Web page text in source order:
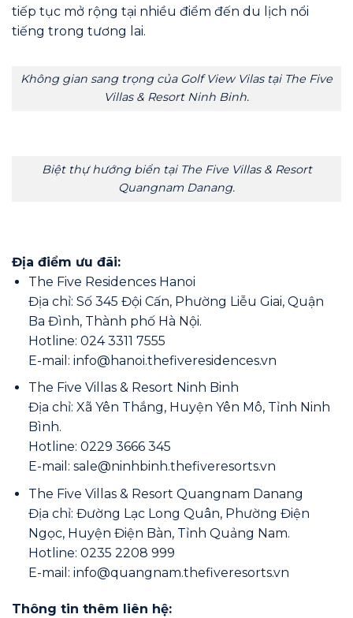
tiếp tục mở rộng tại nhiều điểm đến du lịch nổi
tiếng trong tương lai.
Không gian sang trọng của Golf View Vilas tại The Five
Villas & Resort Ninh Binh.
Biệt thự hướng biển tại The Five Villas & Resort
Quangnam Danang.
Địa điểm ưu đãi:
The Five Residences Hanoi
Địa chỉ: Số 345 Đội Cấn, Phường Liễu Giai, Quận
Ba Đình, Thành phố Hà Nội.
Hotline: 024 3311 7555
E-mail: info@hanoi.thefiveresidences.vn
The Five Villas & Resort Ninh Binh
Địa chỉ: Xã Yên Thắng, Huyện Yên Mô, Tỉnh Ninh
Bình.
Hotline: 0229 3666 345
E-mail: sale@ninhbinh.thefiveresorts.vn
The Five Villas & Resort Quangnam Danang
Địa chỉ: Đường Lạc Long Quân, Phường Điện
Ngọc, Huyện Điện Bàn, Tỉnh Quảng Nam.
Hotline: 0235 2208 999
E-mail: info@quangnam.thefiveresorts.vn
Thông tin thêm liên hệ: